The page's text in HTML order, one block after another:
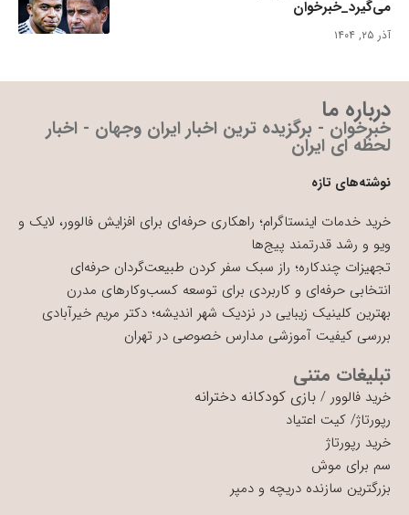
می‌گیرد_خبرخوان
آذر ۲۵, ۱۴۰۴
درباره ما
خبرخوان - برگزیده ترین اخبار ایران وجهان - اخبار
لحظه ای ایران
نوشته‌های تازه
خرید خدمات اینستاگرام؛ راهکاری حرفه‌ای برای افزایش فالوور، لایک و
ویو و رشد قدرتمند پیج‌ها
تجهیزات چندکاره؛ راز سبک سفر کردن طبیعت‌گردان حرفه‌ای
انتخابی حرفه‌ای و کاربردی برای توسعه کسب‌وکارهای مدرن
بهترین کلینیک زیبایی در نزدیک شهر اندیشه؛ دکتر مریم خیرآبادی
بررسی کیفیت آموزشی مدارس خصوصی در تهران
تبلیغات متنی
خرید فالوور / بازی کودکانه دخترانه
رپورتاژ/ کیت اعتیاد
خرید رپورتاژ
سم برای موش
بزرگترین سازنده دریچه و دمپر